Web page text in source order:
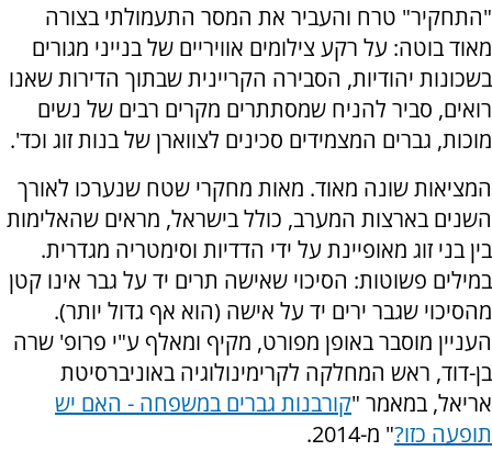
"התחקיר" טרח והעביר את המסר התעמולתי בצורה
מאוד בוטה: על רקע צילומים אוויריים של בנייני מגורים
בשכונות יהודיות, הסבירה הקריינית שבתוך הדירות שאנו
רואים, סביר להניח שמסתתרים מקרים רבים של נשים
מוכות, גברים המצמידים סכינים לצווארן של בנות זוג וכד'.
המציאות שונה מאוד. מאות מחקרי שטח שנערכו לאורך
השנים בארצות המערב, כולל בישראל, מראים שהאלימות
בין בני זוג מאופיינת על ידי הדדיות וסימטריה מגדרית.
במילים פשוטות: הסיכוי שאישה תרים יד על גבר אינו קטן
מהסיכוי שגבר ירים יד על אישה (הוא אף גדול יותר).
העניין מוסבר באופן מפורט, מקיף ומאלף ע"י פרופ' שרה
בן-דוד, ראש המחלקה לקרימינולוגיה באוניברסיטת
אריאל, במאמר "קורבנות גברים במשפחה - האם יש
תופעה כזו?" מ-2014.